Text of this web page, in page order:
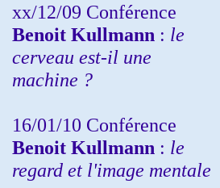
xx/12/09 Conférence
Benoit Kullmann : le
cerveau est-il une
machine ?
16/01/10 Conférence
Benoit Kullmann : le
regard et l'image mentale